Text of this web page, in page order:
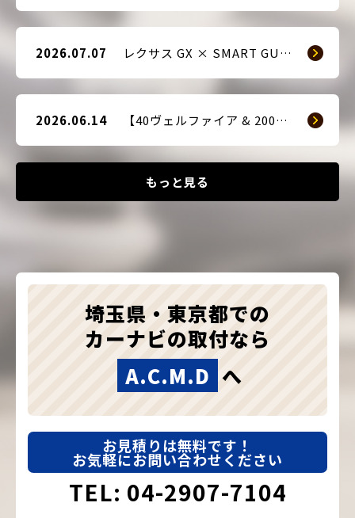
もっと見る
2026.07.07 レクサス GX × SMART GUARD3 持ち込み取付
2026.06.14 【40ヴェルファイア & 200系ハイエース(9型) 新車2台へ SMART GUARD3取付】
埼玉県・東京都での
カーナビの取付なら
A.C.M.D へ
お見積りは無料です！
お気軽にお問い合わせください
TEL: 04-2907-7104